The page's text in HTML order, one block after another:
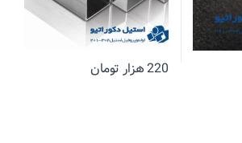
220هزار تومان